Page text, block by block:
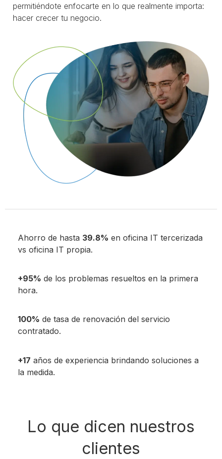
permitiéndote enfocarte en lo que realmente importa:
hacer crecer tu negocio.
Ahorro de hasta 39.8% en oficina IT tercerizada
vs oficina IT propia.
+95% de los problemas resueltos en la primera
hora.
100% de tasa de renovación del servicio
contratado.
+17 años de experiencia brindando soluciones a
la medida.
Lo que dicen nuestros
clientes